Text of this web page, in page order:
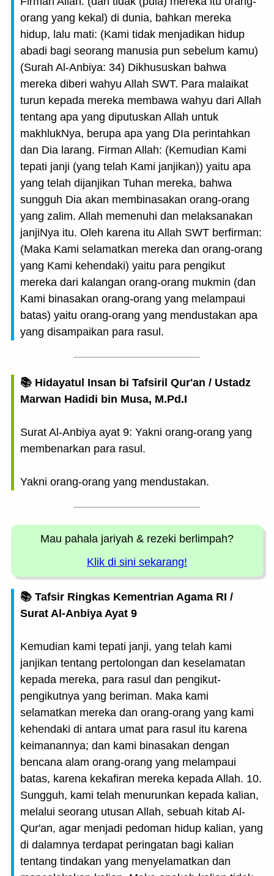
orang yang kekal) di dunia, bahkan mereka
hidup, lalu mati: (Kami tidak menjadikan hidup
abadi bagi seorang manusia pun sebelum kamu)
(Surah Al-Anbiya: 34) Dikhususkan bahwa
mereka diberi wahyu Allah SWT. Para malaikat
turun kepada mereka membawa wahyu dari Allah
tentang apa yang diputuskan Allah untuk
makhlukNya, berupa apa yang DIa perintahkan
dan Dia larang. Firman Allah: (Kemudian Kami
tepati janji (yang telah Kami janjikan)) yaitu apa
yang telah dijanjikan Tuhan mereka, bahwa
sungguh Dia akan membinasakan orang-orang
yang zalim. Allah memenuhi dan melaksanakan
janjiNya itu. Oleh karena itu Allah SWT berfirman:
(Maka Kami selamatkan mereka dan orang-orang
yang Kami kehendaki) yaitu para pengikut
mereka dari kalangan orang-orang mukmin (dan
Kami binasakan orang-orang yang melampaui
batas) yaitu orang-orang yang mendustakan apa
yang disampaikan para rasul.
📚 Hidayatul Insan bi Tafsiril Qur'an / Ustadz
Marwan Hadidi bin Musa, M.Pd.I
Surat Al-Anbiya ayat 9: Yakni orang-orang yang
membenarkan para rasul.
Yakni orang-orang yang mendustakan.
Mau pahala jariyah & rezeki berlimpah?
Klik di sini sekarang!
📚 Tafsir Ringkas Kementrian Agama RI /
Surat Al-Anbiya Ayat 9
Kemudian kami tepati janji, yang telah kami
janjikan tentang pertolongan dan keselamatan
kepada mereka, para rasul dan pengikut-
pengikutnya yang beriman. Maka kami
selamatkan mereka dan orang-orang yang kami
kehendaki di antara umat para rasul itu karena
keimanannya; dan kami binasakan dengan
bencana alam orang-orang yang melampaui
batas, karena kekafiran mereka kepada Allah. 10.
Sungguh, kami telah menurunkan kepada kalian,
melalui seorang utusan Allah, sebuah kitab Al-
Qur'an, agar menjadi pedoman hidup kalian, yang
di dalamnya terdapat peringatan bagi kalian
tentang tindakan yang menyelamatkan dan